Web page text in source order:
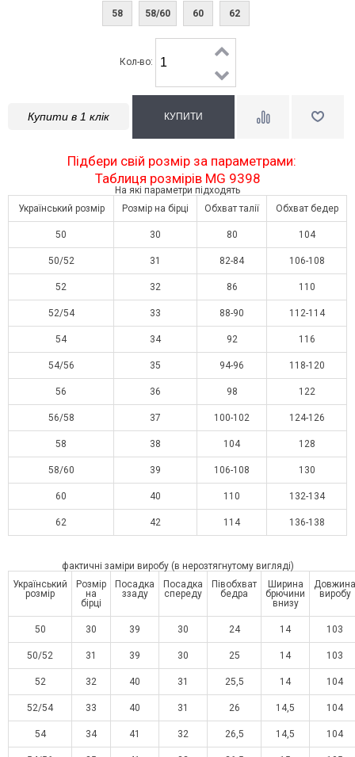
58 58/60 60 62
Кол-во:
Купити в 1 клік
Підбери свій розмір за параметрами:
Таблиця розмірів MG 9398
На які параметри підходять
Український розмір
Розмір на бірці Обхват талії Обхват бедер
50 30 80 104
50/52 31 82-84 106-108
52 32 86 110
52/54 33 88-90 112-114
54 34 92 116
54/56 35 94-96 118-120
56 36 98 122
56/58 37 100-102 124-126
58 38 104 128
58/60 39 106-108 130
60 40 110 132-134
62 42 114 136-138
фактичні заміри виробу (в нерозтягнутому вигляді)
Український
розмір
Розмір
на
бірці
Посадка
ззаду
Посадка
спереду
Півобхват
бедра
Ширина
брючини
внизу
Довжина
виробу
50 30 39 30 24 14 103
50/52 31 39 30 25 14 103
52 32 40 31 25,5 14 104
52/54 33 40 31 26 14,5 104
54 34 41 32 26,5 14,5 104